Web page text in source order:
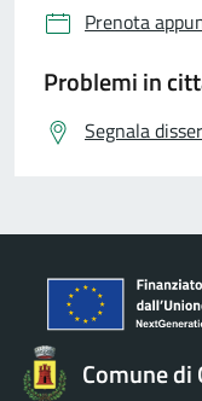
Prenota
Problemi in
Segnala
Comune